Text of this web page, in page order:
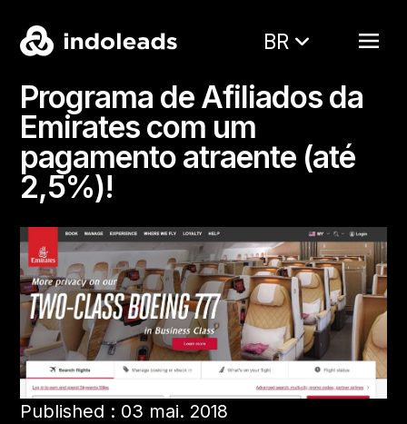
BR
Programa de Afiliados da
Emirates com um
pagamento atraente (até
2,5%)!
Published : 03 mai. 2018